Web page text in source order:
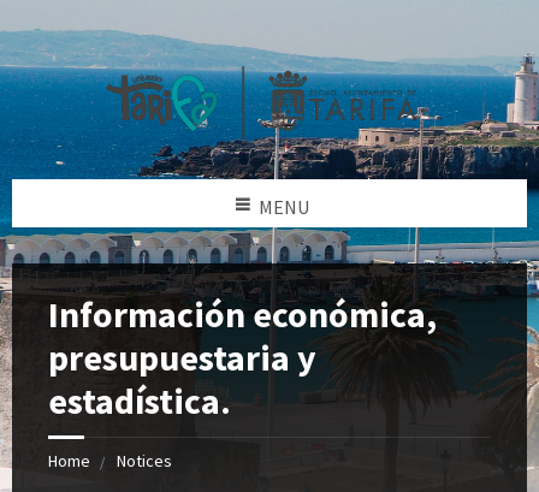
MENU
Información económica,
presupuestaria y
estadística.
Home Notices